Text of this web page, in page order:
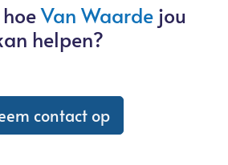
hoeVan Waarde jou
helpen?
contact op